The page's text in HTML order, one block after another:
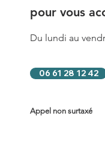
pour vous
Du lundi au
06 61 28 12 42
Appel non surtaxé